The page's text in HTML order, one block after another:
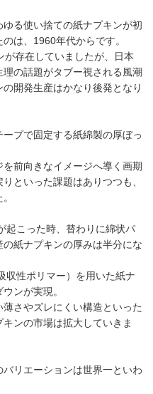
る使い捨ての紙ナプキンが初
は、1960年代からです。
存在していましたが、日本
の話題がタブー視される風潮
開発生産はかなり後発となり
プで固定する紙綿製の厚ぼっ
前向きなイメージへ導く画期
といった課題はありつつも、
起こった時、替わりに綿状パ
紙ナプキンの厚みは半分にな
収性ポリマー）を用いた紙ナ
ンが実現。
さやズレにくい構造といった
ンの市場は拡大していきま
リエーションは世界一といわ